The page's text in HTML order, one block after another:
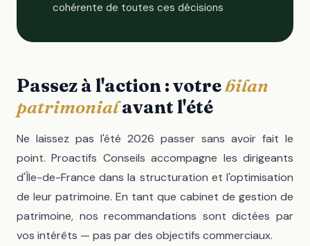
cohérente de toutes ces décisions
Passez à l'action : votrebilan
patrimonialavant l'été
Ne laissez pas l'été 2026 passer sans avoir fait le
point. Proactifs Conseils accompagne les dirigeants
d'Île-de-France dans la structuration et l'optimisation
de leur patrimoine. En tant que cabinet de gestion de
patrimoine, nos recommandations sont dictées par
vos intérêts — pas par des objectifs commerciaux.